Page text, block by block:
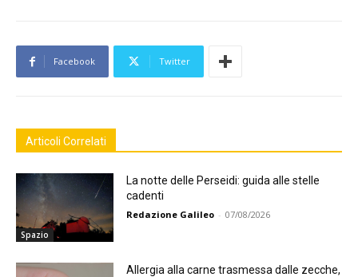
Facebook Twitter
Articoli Correlati
Spazio
La notte delle Perseidi: guida alle stelle
cadenti
Redazione Galileo - 07/08/2026
Allergia alla carne trasmessa dalle zecche,